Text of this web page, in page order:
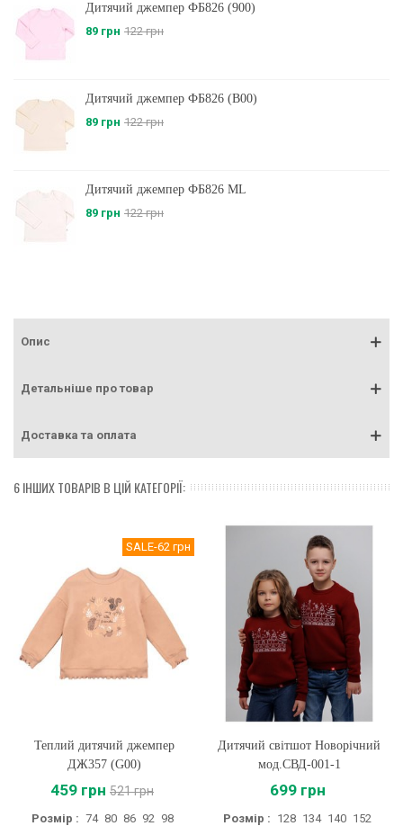
Дитячий джемпер ФБ826 (900)
89 грн 122 грн
Дитячий джемпер ФБ826 (B00)
89 грн 122 грн
Дитячий джемпер ФБ826 ML
89 грн 122 грн
Опис
Детальніше про товар
Доставка та оплата
6 ІНШИХ ТОВАРІВ В ЦІЙ КАТЕГОРІЇ:
SALE-62 грн
Теплий дитячий джемпер
ДЖ357 (G00)
459 грн 521 грн
Розмір : 74 80 86 92 98
Дитячий світшот Новорічний
мод.СВД-001-1
699 грн
Розмір : 128 134 140 152